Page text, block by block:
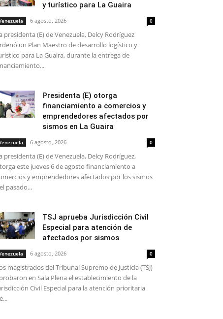
y turístico para La Guaira
6 agosto, 2026 0
presidenta (E) de Venezuela, Delcy Rodríguez
un Plan Maestro de desarrollo logístico y
para La Guaira, durante la entrega de
Presidenta (E) otorga
financiamiento a comercios y
emprendedores afectados por
sismos en La Guaira
6 agosto, 2026 0
presidenta (E) de Venezuela, Delcy Rodríguez,
este jueves 6 de agosto financiamiento a
y emprendedores afectados por los sismos
pasado...
TSJ aprueba Jurisdicción Civil
Especial para atención de
afectados por sismos
6 agosto, 2026 0
magistrados del Tribunal Supremo de Justicia (TSJ)
en Sala Plena el establecimiento de la
Civil Especial para la atención prioritaria